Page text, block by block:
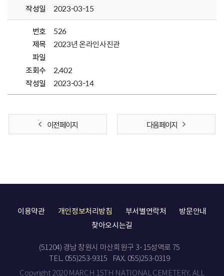
작성일
2023-03-15
번호
526
제목
2023년 온라인사진관
파일
조회수
2,402
작성일
2023-03-14
이전 페이지 다음 페이지
이용약관 개인정보처리방침 부서별연락처
방문안내
찾아오시는길
(51204) 경남 창원시 마산회원구 3·15성역로 75
TEL. 055)253-9315
FAX. 055)253-0319
Copyright 2020 MARCH 15TH NATIONAL CEMETERY. ALL